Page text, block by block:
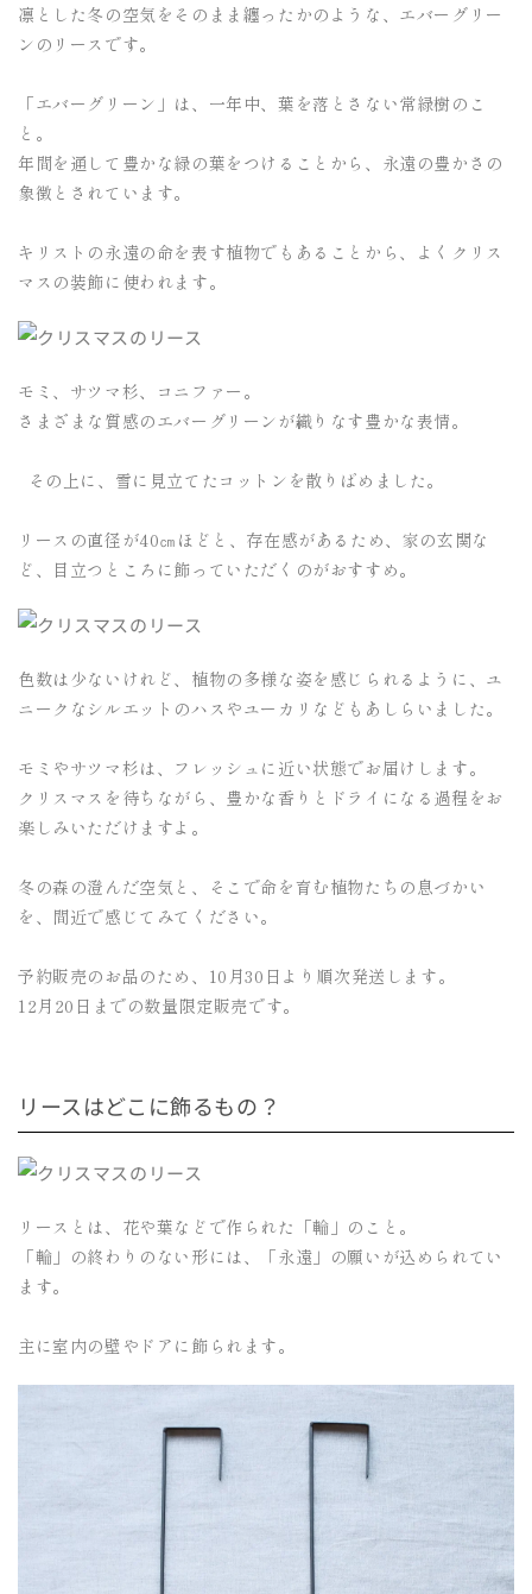
凛とした冬の空気をそのまま纏ったかのような、エバーグリー
ンのリースです。
「エバーグリーン」は、一年中、葉を落とさない常緑樹のこ
と。
年間を通して豊かな緑の葉をつけることから、永遠の豊かさの
象徴とされています。
キリストの永遠の命を表す植物でもあることから、よくクリス
マスの装飾に使われます。
モミ、サツマ杉、コニファー。
さまざまな質感のエバーグリーンが織りなす豊かな表情。
その上に、雪に見立てたコットンを散りばめました。
リースの直径が40㎝ほどと、存在感があるため、家の玄関な
ど、目立つところに飾っていただくのがおすすめ。
色数は少ないけれど、植物の多様な姿を感じられるように、ユ
ニークなシルエットのハスやユーカリなどもあしらいました。
モミやサツマ杉は、フレッシュに近い状態でお届けします。
クリスマスを待ちながら、豊かな香りとドライになる過程をお
楽しみいただけますよ。
冬の森の澄んだ空気と、そこで命を育む植物たちの息づかい
を、間近で感じてみてください。
予約販売のお品のため、10月30日より順次発送します。
12月20日までの数量限定販売です。
リースはどこに飾るもの？
リースとは、花や葉などで作られた「輪」のこと。
「輪」の終わりのない形には、「永遠」の願いが込められてい
ます。
主に室内の壁やドアに飾られます。